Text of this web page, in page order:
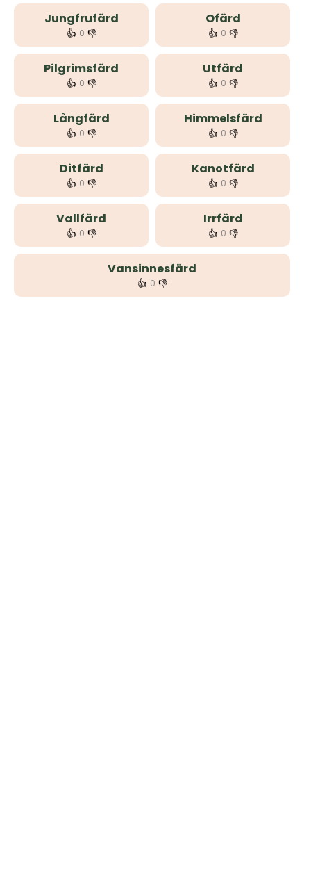
Jungfrufärd
👍 0 👎
Ofärd
👍 0 👎
Pilgrimsfärd
👍 0 👎
Utfärd
👍 0 👎
Långfärd
👍 0 👎
Himmelsfärd
👍 0 👎
Ditfärd
👍 0 👎
Kanotfärd
👍 0 👎
Vallfärd
👍 0 👎
Irrfärd
👍 0 👎
Vansinnesfärd
👍 0 👎